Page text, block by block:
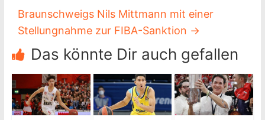
Braunschweigs Nils Mittmann mit einer
Stellungnahme zur FIBA-Sanktion →
Das könnte Dir auch gefallen